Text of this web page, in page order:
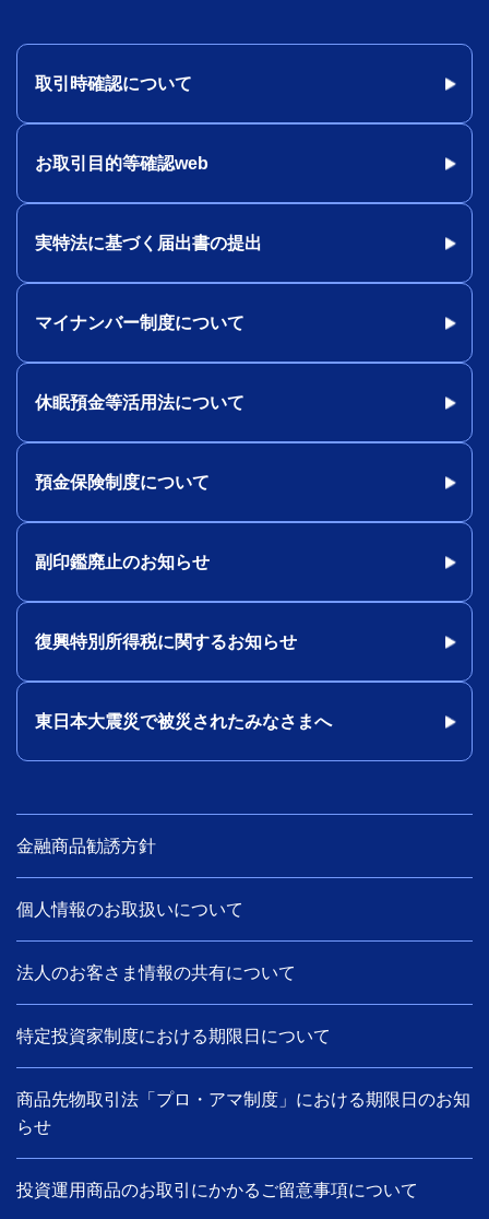
取引時確認について
お取引目的等確認web
実特法に基づく届出書の提出
マイナンバー制度について
休眠預金等活用法について
預金保険制度について
副印鑑廃止のお知らせ
復興特別所得税に関するお知らせ
東日本大震災で被災されたみなさまへ
金融商品勧誘方針
個人情報のお取扱いについて
法人のお客さま情報の共有について
特定投資家制度における期限日について
商品先物取引法「プロ・アマ制度」における期限日のお知
らせ
投資運用商品のお取引にかかるご留意事項について